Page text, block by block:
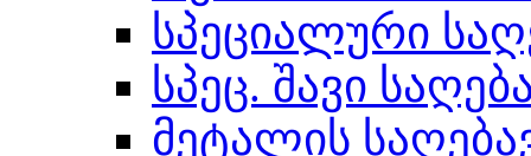
სპეციალური
სპეც. შავი
მეტალის